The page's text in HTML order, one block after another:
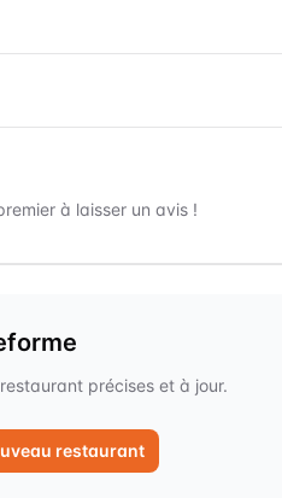
à laisser un avis !
précises et à jour.
restaurant